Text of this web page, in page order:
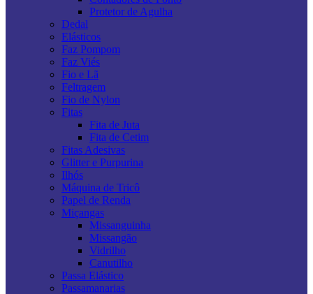
Protetor de Agulha
Dedal
Elásticos
Faz Pompom
Faz Viés
Fio e Lã
Feltragem
Fio de Nylon
Fitas
Fita de Juta
Fita de Cetim
Fitas Adesivas
Glitter e Purpurina
Ilhós
Máquina de Tricô
Papel de Renda
Miçangas
Missanguinha
Missangão
Vidrilho
Canutilho
Passa Elástico
Passamanarias